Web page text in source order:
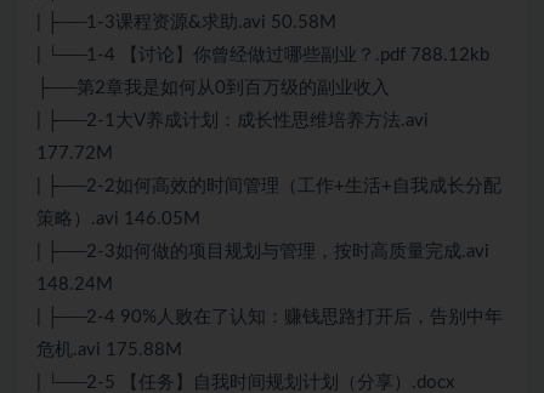
| ├──1-3课程资源&求助.avi 50.58M
| └──1-4 【讨论】你曾经做过哪些副业？.pdf 788.12kb
├──第2章我是如何从0到百万级的副业收入
| ├──2-1大V养成计划：成长性思维培养方法.avi
177.72M
| ├──2-2如何高效的时间管理（工作+生活+自我成长分配
策略）.avi 146.05M
| ├──2-3如何做的项目规划与管理，按时高质量完成.avi
148.24M
| ├──2-4 90%人败在了认知：赚钱思路打开后，告别中年
危机.avi 175.88M
| └──2-5 【任务】自我时间规划计划（分享）.docx